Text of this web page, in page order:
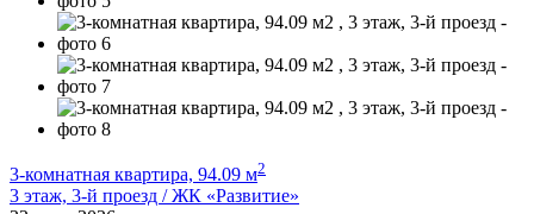
3-комнатная квартира, 94.09 м2
3 этаж, 3-й проезд / ЖК «Развитие»